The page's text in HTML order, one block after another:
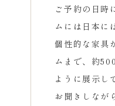
ご予約の日時
ムには日本に
個性的な家具
ムまで、約
ように展示し
お聞きしなが